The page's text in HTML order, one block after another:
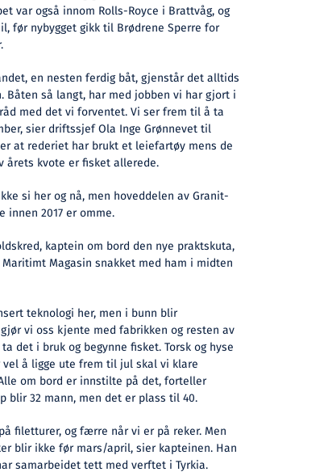
var også innom Rolls-Royce i Brattvåg, og
før nybygget gikk til Brødrene Sperre for
en nesten ferdig båt, gjenstår det alltids
Båten så langt, har med jobben vi har gjort i
med det vi forventet. Vi ser frem til å ta
sier driftssjef Ola Inge Grønnevet til
at rederiet har brukt et leiefartøy mens de
årets kvote er fisket allerede.
si her og nå, men hoveddelen av Granit-
2017 er omme.
kaptein om bord den nye praktskuta,
Magasin snakket med ham i midten
teknologi her, men i bunn blir
vi oss kjente med fabrikken og resten av
det i bruk og begynne fisket. Torsk og hyse
å ligge ute frem til jul skal vi klare
om bord er innstilte på det, forteller
blir 32 mann, men det er plass til 40.
filetturer, og færre når vi er på reker. Men
blir ikke før mars/april, sier kapteinen. Han
samarbeidet tett med verftet i Tyrkia.